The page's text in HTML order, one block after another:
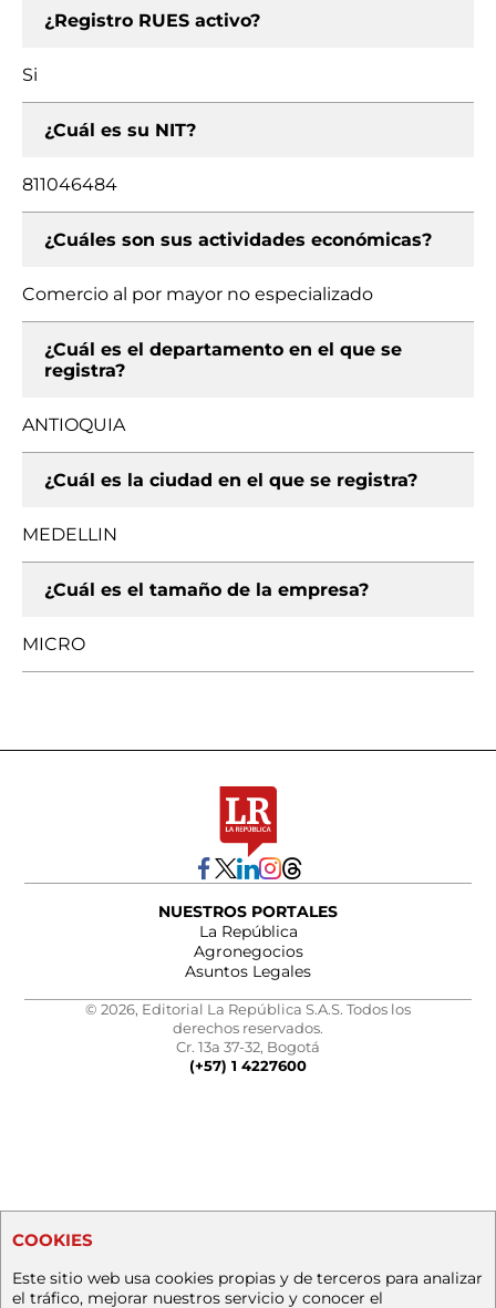
¿Registro RUES activo?
Si
¿Cuál es su NIT?
811046484
¿Cuáles son sus actividades económicas?
Comercio al por mayor no especializado
¿Cuál es el departamento en el que se
registra?
ANTIOQUIA
¿Cuál es la ciudad en el que se registra?
MEDELLIN
¿Cuál es el tamaño de la empresa?
MICRO
NUESTROS PORTALES
La República
Agronegocios
Asuntos Legales
© 2026, Editorial La República S.A.S. Todos los
derechos reservados.
Cr. 13a 37-32, Bogotá
(+57) 1 4227600
COOKIES
Este sitio web usa cookies propias y de terceros para analizar
el tráfico, mejorar nuestros servicio y conocer el